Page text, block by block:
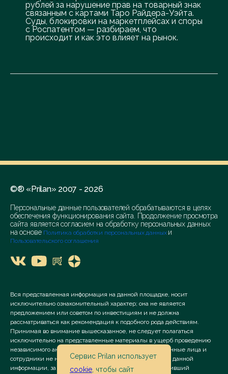
рублей за нарушение прав на товарный знак
связанным с картами Таро Райдера-Уэйта.
Суды, блокировки на маркетплейсах и споры
с Роспатентом — разбираем, что
происходит и как это влияет на рынок.
©® «Prilan» 2007 - 2026
Персональные данные пользователей обрабатываются в целях
обеспечения функционирования сайта. Продолжение просмотра
сайта является согласием на обработку персональных данных
на основе Политика обработки персональных данных и
Пользовательского соглашения
Вся представленная информация на данной площадке, носит
исключительно ознакомительный характер; она не является
предложением или советом по инвестициям и не должна
рассматриваться как рекомендация к подобного рода действиям.
Принимая во внимание вышесказанное, не следует полагаться
исключительно на представленные материалы в ущерб проведению
независимого анализа. Сервис «Prilan» его аффилированные лица и
сотрудники не несут ответственности за использование данной
информации, за прямой или косвенный ущерб, наступивший
Сервис Prilan использует
cookie , чтобы сайт